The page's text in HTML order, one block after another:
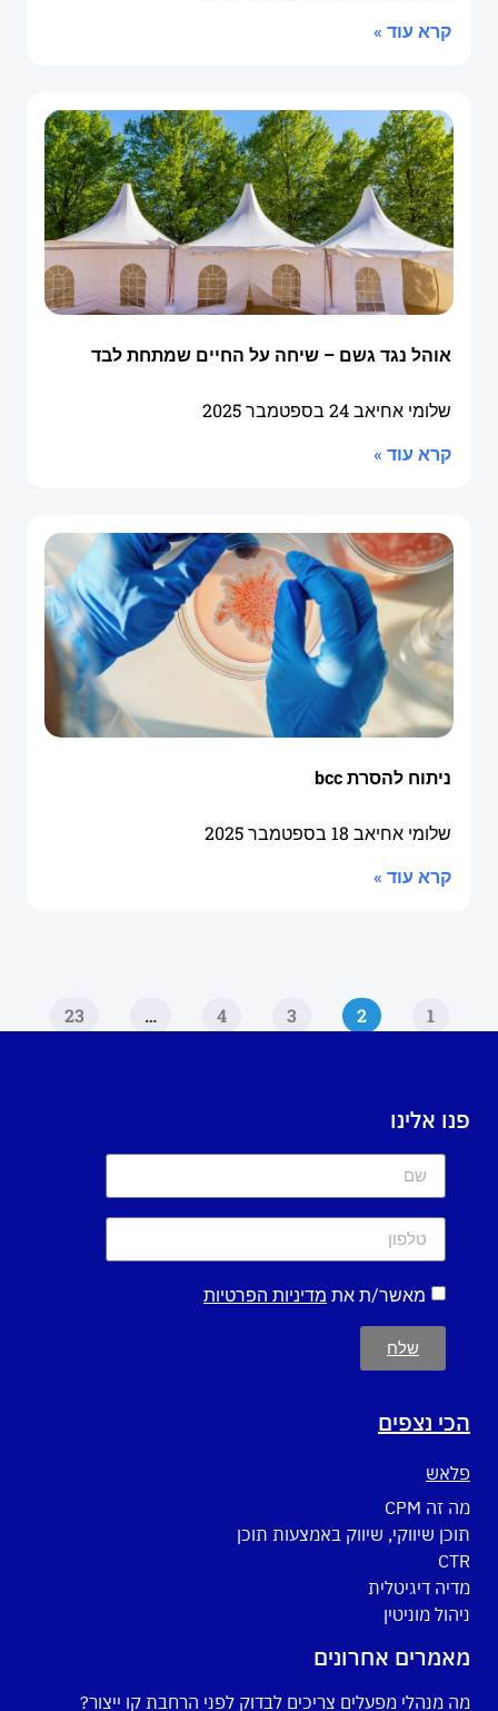
קרא עוד »
אוהל נגד גשם – שיחה על החיים שמתחת לבד
שלומי אחיאב24 בספטמבר 2025
קרא עוד »
ניתוח להסרת bcc
שלומי אחיאב 18 בספטמבר 2025
קרא עוד »
1
2
3
4
…
23
פנו אלינו
מאשר/ת את מדיניות הפרטיות
שלח
הכי נצפים
פלאש
מה זה CPM
תוכן שיווקי, שיווק באמצעות תוכן
CTR
מדיה דיגיטלית
ניהול מוניטין
מאמרים אחרונים
מה מנהלי מפעלים צריכים לבדוק לפני הרחבת קו ייצור?